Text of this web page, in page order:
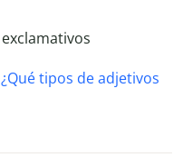
¿Qué tipos de adjetivos